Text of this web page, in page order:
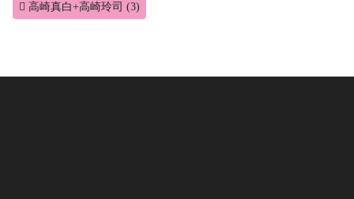
高崎真白+高崎玲司 (3)